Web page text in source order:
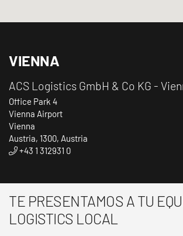
VIENNA
ACS Logistics GmbH & Co KG -
Office Park 4
Vienna Airport
Vienna
Austria, 1300, Austria
+43 1 312931 0
TE PRESENTAMOS A TU
LOGISTICS LOCAL